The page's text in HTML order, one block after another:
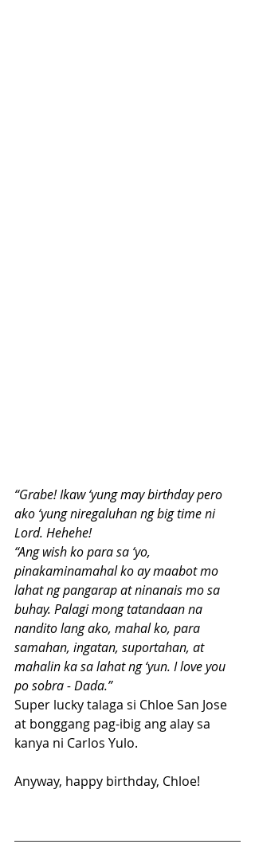
“Grabe! Ikaw ‘yung may birthday pero
ako ‘yung niregaluhan ng big time ni
Lord. Hehehe!
“Ang wish ko para sa ‘yo,
pinakaminamahal ko ay maabot mo
lahat ng pangarap at ninanais mo sa
buhay. Palagi mong tatandaan na
nandito lang ako, mahal ko, para
samahan, ingatan, suportahan, at
mahalin ka sa lahat ng ‘yun. I love you
po sobra - Dada.”
Super lucky talaga si Chloe San Jose
at bonggang pag-ibig ang alay sa
kanya ni Carlos Yulo.
Anyway, happy birthday, Chloe!